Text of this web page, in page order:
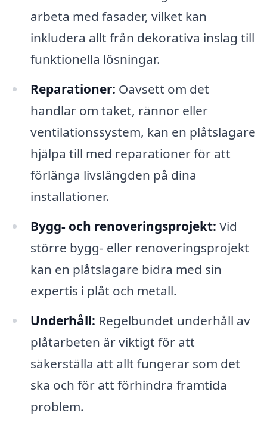
arbeta med fasader, vilket kan
inkludera allt från dekorativa inslag till
funktionella lösningar.
Reparationer: Oavsett om det
handlar om taket, rännor eller
ventilationssystem, kan en plåtslagare
hjälpa till med reparationer för att
förlänga livslängden på dina
installationer.
Bygg- och renoveringsprojekt: Vid
större bygg- eller renoveringsprojekt
kan en plåtslagare bidra med sin
expertis i plåt och metall.
Underhåll: Regelbundet underhåll av
plåtarbeten är viktigt för att
säkerställa att allt fungerar som det
ska och för att förhindra framtida
problem.